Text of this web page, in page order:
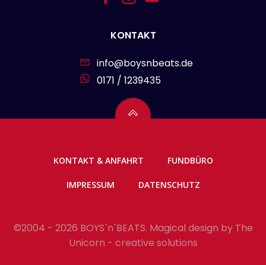
KONTAKT
info@boysnbeats.de
0171 / 1239435
KONTAKT & ANFAHRT FUNDBÜRO
IMPRESSUM DATENSCHUTZ
©2004 - 2026 BOYS´n`BEATS. Magical design by The
Unicorn - creative solutions